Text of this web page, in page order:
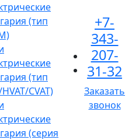
(тип
(тип
CVAT)
(серия
+7-
343-
207-
31-32
Заказать
звонок